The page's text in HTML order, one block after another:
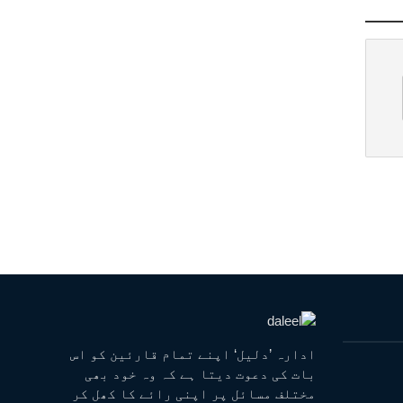
ادارہ ’دلیل‘ اپنے تمام قارئین کو اس
بات کی دعوت دیتا ہے کہ وہ خود بھی
مختلف مسائل پر اپنی رائے کا کھل کر